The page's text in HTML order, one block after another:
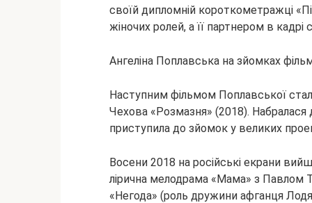
своїй дипломній короткометражці
жіночих ролей, а її партнером в
Ангеліна Поплавська на зйомках
Наступним фільмом Поплавської
Чехова «Розмазня» (2018). Набралася
приступила до зйомок у великих
Восени 2018 на російські екрани
лірична мелодрама «Мама» з Павлом
«Негода» (роль дружини афганця